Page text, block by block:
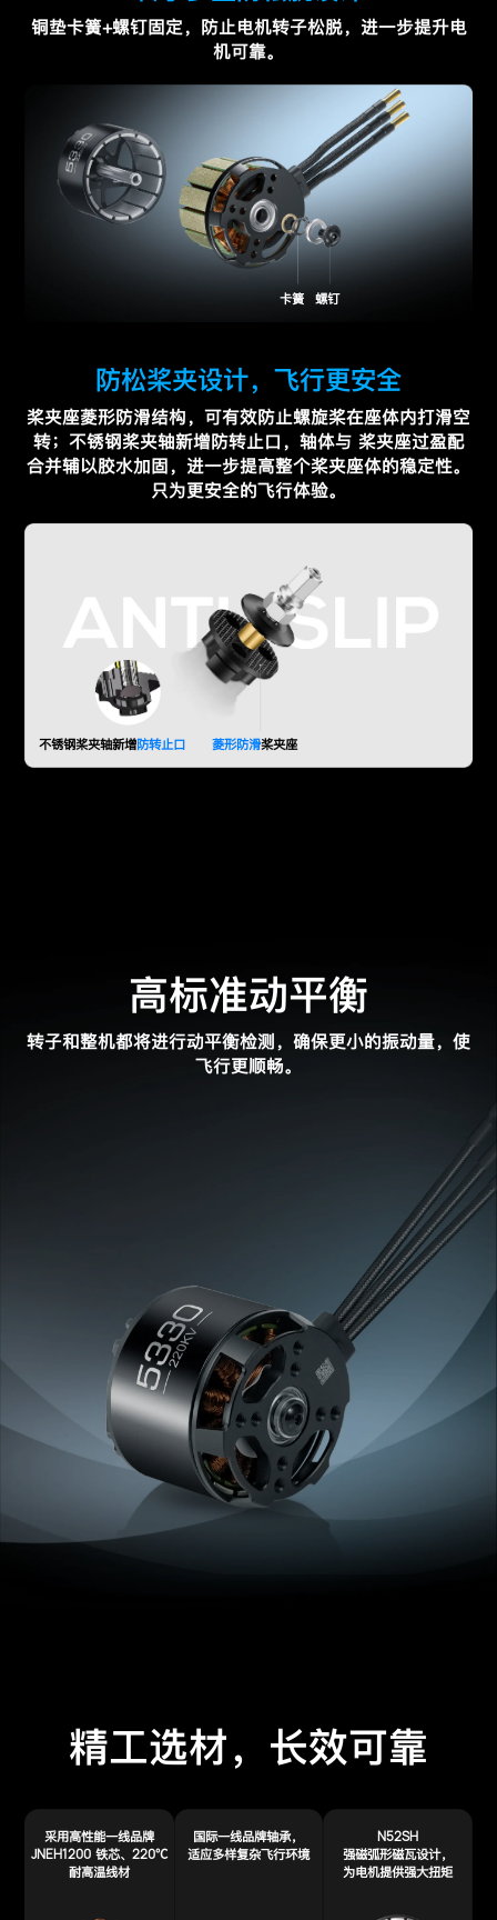
铜垫卡簧+螺钉固定，防止电机转子松脱，进一步提升电
机可靠。
卡簧 螺钉
防松桨夹设计，飞行更安全
桨夹座菱形防滑结构，可有效防止螺旋桨在座体内打滑空
转；不锈钢桨夹轴新增防转止口，轴体与 桨夹座过盈配
合并辅以胶水加固，进一步提高整个桨夹座体的稳定性。
只为更安全的飞行体验。
不锈钢桨夹轴新增防转止口 菱形防滑桨夹座
高标准动平衡
转子和整机都将进行动平衡检测，确保更小的振动量，使
飞行更顺畅。
精工选材，长效可靠
采用高性能一线品牌
JNEH1200 铁芯、 220℃
耐高温线材
国际一线品牌轴承，
适应多样复杂飞行环境
N52SH
强磁弧形磁瓦设计，
为电机提供强大扭矩